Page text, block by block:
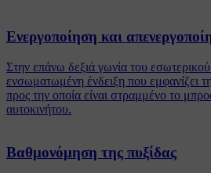
Ενεργοποίηση και
Στην επάνω δεξιά γωνία του
ενσωματωμένη ένδειξη που εμφανίζει
προς την οποία είναι στραμμένο το
αυτοκινήτου.
Βαθμονόμηση της πυξίδας